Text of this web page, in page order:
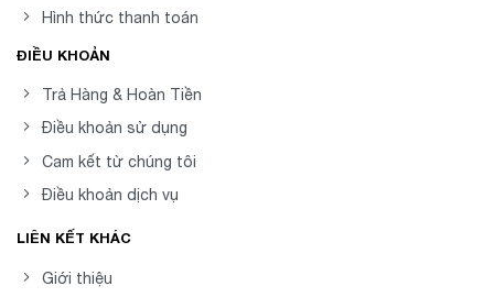
Hình thức thanh toán
ĐIỀU KHOẢN
Trả Hàng & Hoàn Tiền
Điều khoản sử dụng
Cam kết từ chúng tôi
Điều khoản dịch vụ
LIÊN KẾT KHÁC
Giới thiệu